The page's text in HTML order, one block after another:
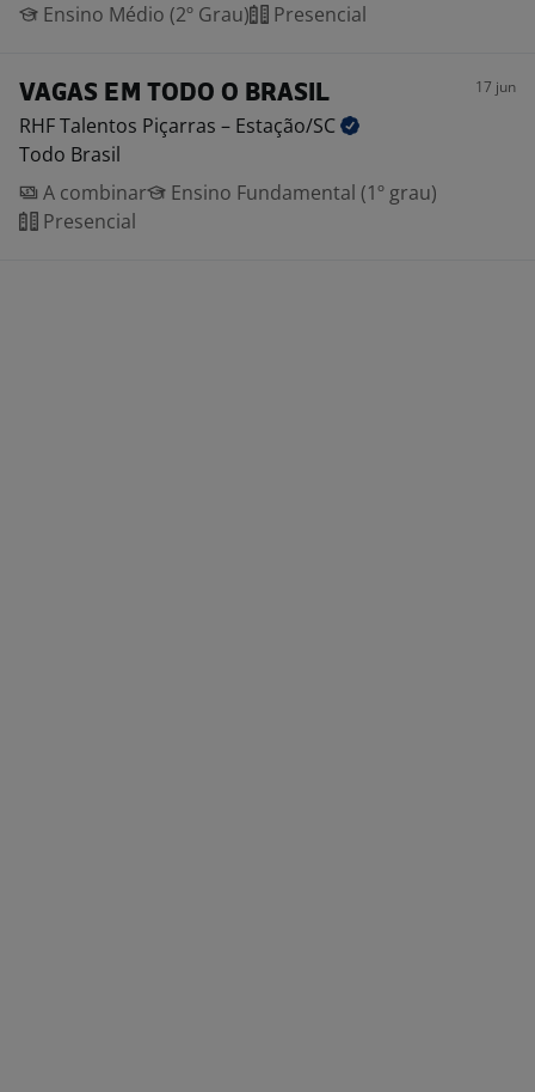
Ensino Médio (2º Grau)
Presencial
VAGAS EM TODO O BRASIL 17 jun
RHF Talentos Piçarras – Estação/SC
Todo Brasil
A combinar
Ensino Fundamental (1º grau)
Presencial